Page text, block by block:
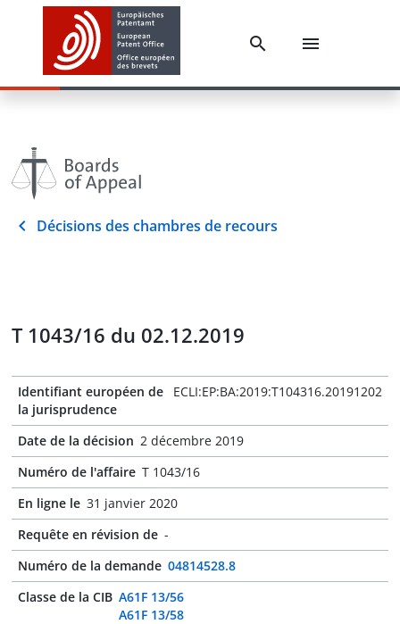
Décisions des chambres de recours
T 1043/16 du 02.12.2019
Identifiant européen de
la jurisprudence
ECLI:EP:BA:2019:T104316.20191202
Date de la décision 2 décembre 2019
Numéro de l'affaire T 1043/16
En ligne le 31 janvier 2020
Requête en révision de -
Numéro de la demande 04814528.8
Classe de la CIB A61F 13/56
A61F 13/58